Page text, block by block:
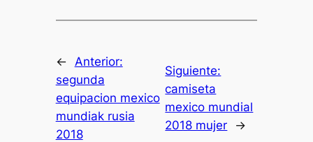
←
Anterior:
segunda
equipacion mexico
mundiak rusia
2018
Siguiente:
camiseta
mexico mundial
2018 mujer
→